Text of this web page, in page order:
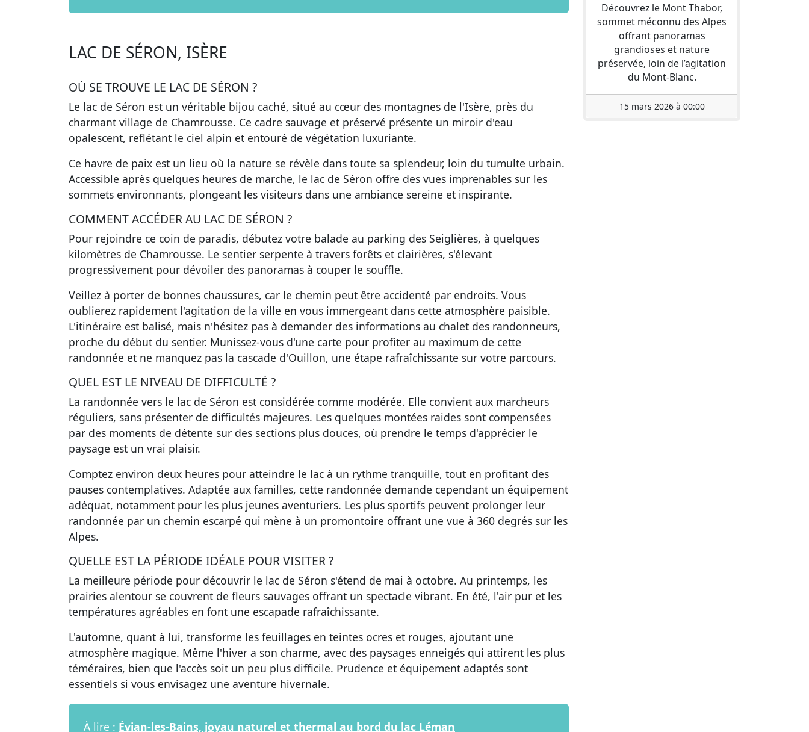
LAC DE SÉRON, ISÈRE
OÙ SE TROUVE LE LAC DE SÉRON ?
Le lac de Séron est un véritable bijou caché, situé au cœur des montagnes de l'Isère, près du
charmant village de Chamrousse. Ce cadre sauvage et préservé présente un miroir d'eau
opalescent, reflétant le ciel alpin et entouré de végétation luxuriante.
Ce havre de paix est un lieu où la nature se révèle dans toute sa splendeur, loin du tumulte urbain.
Accessible après quelques heures de marche, le lac de Séron offre des vues imprenables sur les
sommets environnants, plongeant les visiteurs dans une ambiance sereine et inspirante.
COMMENT ACCÉDER AU LAC DE SÉRON ?
Pour rejoindre ce coin de paradis, débutez votre balade au parking des Seiglières, à quelques
kilomètres de Chamrousse. Le sentier serpente à travers forêts et clairières, s'élevant
progressivement pour dévoiler des panoramas à couper le souffle.
Veillez à porter de bonnes chaussures, car le chemin peut être accidenté par endroits. Vous
oublierez rapidement l'agitation de la ville en vous immergeant dans cette atmosphère paisible.
L'itinéraire est balisé, mais n'hésitez pas à demander des informations au chalet des randonneurs,
proche du début du sentier. Munissez-vous d'une carte pour profiter au maximum de cette
randonnée et ne manquez pas la cascade d'Ouillon, une étape rafraîchissante sur votre parcours.
QUEL EST LE NIVEAU DE DIFFICULTÉ ?
La randonnée vers le lac de Séron est considérée comme modérée. Elle convient aux marcheurs
réguliers, sans présenter de difficultés majeures. Les quelques montées raides sont compensées
par des moments de détente sur des sections plus douces, où prendre le temps d'apprécier le
paysage est un vrai plaisir.
Comptez environ deux heures pour atteindre le lac à un rythme tranquille, tout en profitant des
pauses contemplatives. Adaptée aux familles, cette randonnée demande cependant un équipement
adéquat, notamment pour les plus jeunes aventuriers. Les plus sportifs peuvent prolonger leur
randonnée par un chemin escarpé qui mène à un promontoire offrant une vue à 360 degrés sur les
Alpes.
QUELLE EST LA PÉRIODE IDÉALE POUR VISITER ?
La meilleure période pour découvrir le lac de Séron s'étend de mai à octobre. Au printemps, les
prairies alentour se couvrent de fleurs sauvages offrant un spectacle vibrant. En été, l'air pur et les
températures agréables en font une escapade rafraîchissante.
L'automne, quant à lui, transforme les feuillages en teintes ocres et rouges, ajoutant une
atmosphère magique. Même l'hiver a son charme, avec des paysages enneigés qui attirent les plus
téméraires, bien que l'accès soit un peu plus difficile. Prudence et équipement adaptés sont
essentiels si vous envisagez une aventure hivernale.
À lire : Évian-les-Bains, joyau naturel et thermal au bord du lac Léman
Découvrez le Mont Thabor,
sommet méconnu des Alpes
offrant panoramas
grandioses et nature
préservée, loin de l’agitation
du Mont-Blanc.
15 mars 2026 à 00:00